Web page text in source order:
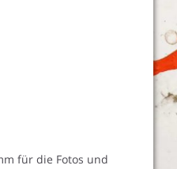
für die Fotos und